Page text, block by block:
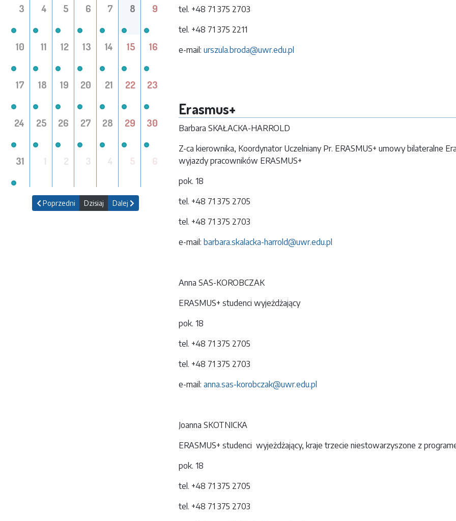
tel. +48 71 375 2703
tel. +48 71 375 2211
e-mail: urszula.broda@uwr.edu.pl
Erasmus+
Barbara SKAŁACKA-HARROLD
Z-ca kierownika, Koordynator Uczelniany Pr. ERASMUS+ umowy bilateralne
wyjazdy pracowników ERASMUS+
pok. 18
tel. +48 71 375 2705
tel. +48 71 375 2703
e-mail: barbara.skalacka-harrold@uwr.edu.pl
Anna SAS-KOROBCZAK
ERASMUS+ studenci wyjeżdżający
pok. 18
tel. +48 71 375 2705
tel. +48 71 375 2703
e-mail: anna.sas-korobczak@uwr.edu.pl
Joanna SKOTNICKA
ERASMUS+ studenci wyjeżdżający, kraje trzecie niestowarzyszone z
pok. 18
tel. +48 71 375 2705
tel. +48 71 375 2703
3 4 5 6 7 8 9
10 11 12 13 14 15 16
17 18 19 20 21 22 23
24 25 26 27 28 29 30
31 5 6
Poprzedni Dzisiaj Dalej